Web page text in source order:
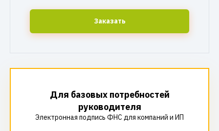
Заказать
Для базовых потребностей
руководителя
Электронная подпись ФНС для компаний и ИП